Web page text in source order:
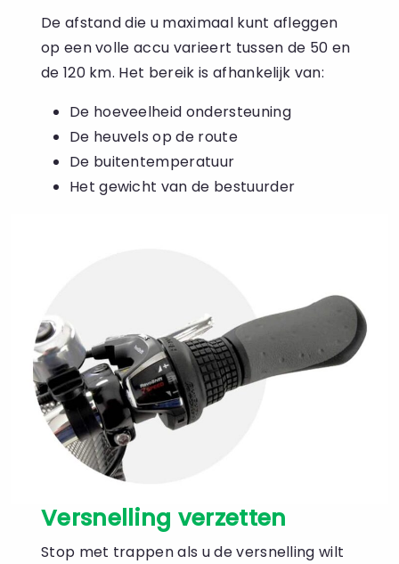
De afstand die u maximaal kunt afleggen
op een volle accu varieert tussen de 50 en
de 120 km. Het bereik is afhankelijk van:
De hoeveelheid ondersteuning
De heuvels op de route
De buitentemperatuur
Het gewicht van de bestuurder
Versnelling verzetten
Stop met trappen als u de versnelling wilt